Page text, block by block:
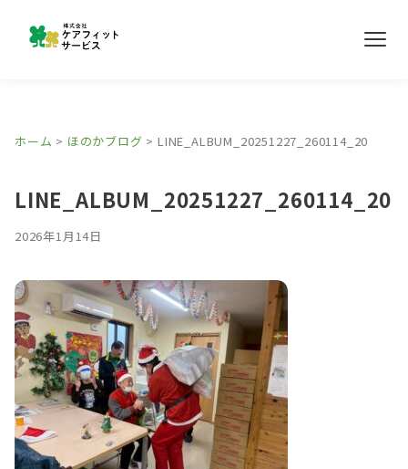
採用情報
ホーム > ほのかブログ >LINE_ALBUM_20251227_260114_20
LINE_ALBUM_20251227_260114_20
2026年1月14日